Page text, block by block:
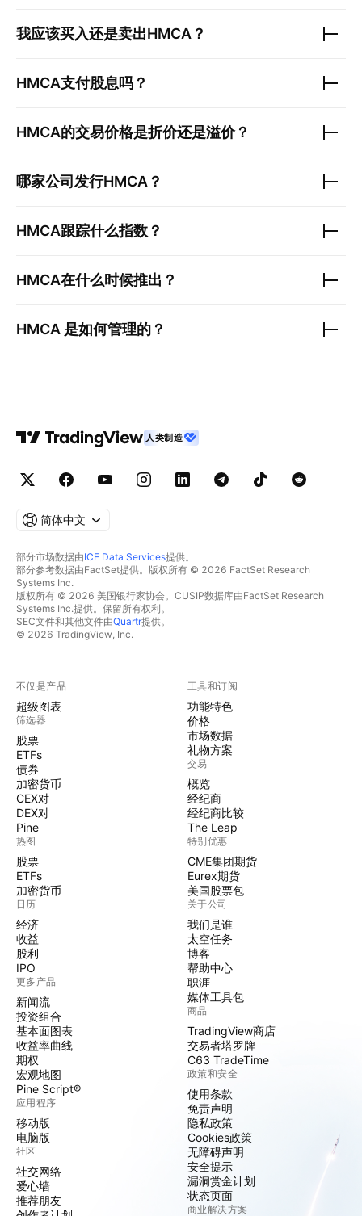
我应该买入还是卖出HMCA ？
HMCA支付股息吗？
HMCA的交易价格是折价还是溢价？
哪家公司发行HMCA ？
HMCA跟踪什么指数？
HMCA在什么时候推出？
HMCA 是如何管理的？
人类制造
简体中文
部分市场数据由ICE Data Services提供。
部分参考数据由FactSet提供。版权所有 © 2026 FactSet Research
Systems Inc.
版权所有 © 2026 美国银行家协会。CUSIP数据库由FactSet Research
Systems Inc.提供。保留所有权利。
SEC文件和其他文件由Quartr提供。
© 2026 TradingView, Inc.
不仅是产品
超级图表
筛选器
股票
ETFs
债券
加密货币
CEX对
DEX对
Pine
热图
股票
ETFs
加密货币
日历
经济
收益
股利
IPO
更多产品
新闻流
投资组合
基本面图表
收益率曲线
期权
宏观地图
Pine Script®
应用程序
移动版
电脑版
社区
社交网络
爱心墙
推荐朋友
工具和订阅
功能特色
价格
市场数据
礼物方案
交易
概览
经纪商
经纪商比较
The Leap
特别优惠
CME集团期货
Eurex期货
美国股票包
关于公司
我们是谁
太空任务
博客
帮助中心
职涯
媒体工具包
商品
TradingView商店
交易者塔罗牌
C63 TradeTime
政策和安全
使用条款
免责声明
隐私政策
Cookies政策
无障碍声明
安全提示
漏洞赏金计划
状态页面
商业解决方案